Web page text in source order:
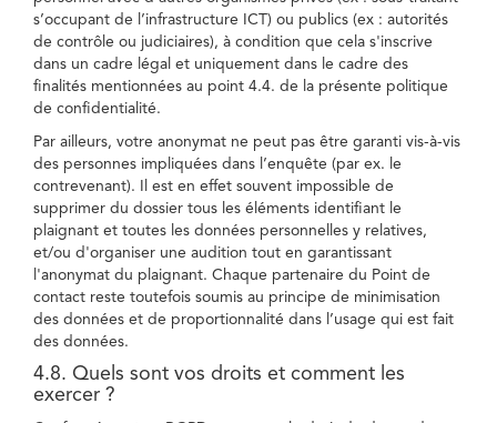
s’occupant de l’infrastructure ICT) ou publics (ex : autorités
de contrôle ou judiciaires), à condition que cela s'inscrive
dans un cadre légal et uniquement dans le cadre des
finalités mentionnées au point 4.4. de la présente politique
de confidentialité.
Par ailleurs, votre anonymat ne peut pas être garanti vis-à-vis
des personnes impliquées dans l’enquête (par ex. le
contrevenant). Il est en effet souvent impossible de
supprimer du dossier tous les éléments identifiant le
plaignant et toutes les données personnelles y relatives,
et/ou d'organiser une audition tout en garantissant
l'anonymat du plaignant. Chaque partenaire du Point de
contact reste toutefois soumis au principe de minimisation
des données et de proportionnalité dans l’usage qui est fait
des données.
4.8. Quels sont vos droits et comment les
exercer ?